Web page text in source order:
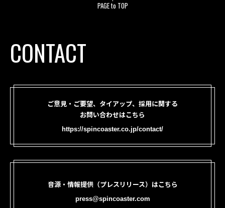
PAGE to TOP
CONTACT
ご意見・ご要望、タイアップ、採用に関する
お問い合わせはこちら
https://spincoaster.co.jp/contact/
音源・情報提供（プレスリリース）はこちら
press@spincoaster.com